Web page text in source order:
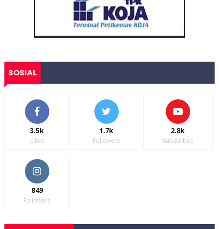
SOSIAL
3.5k
Likes
1.7k
Followers
2.8k
Subscribes
849
Followers